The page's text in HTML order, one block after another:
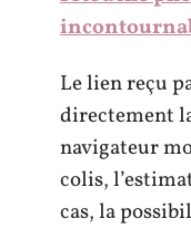
Le lien reçu
directement
navigateur
colis,
cas, la